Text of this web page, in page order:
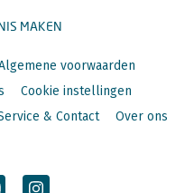
MAKEN
voorwaarden
Cookie instellingen
& Contact Over ons